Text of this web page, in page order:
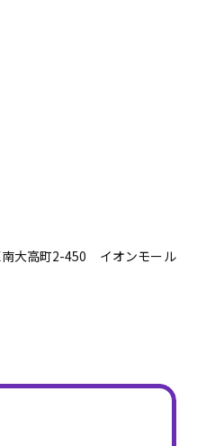
南大高町2-450 イオンモール